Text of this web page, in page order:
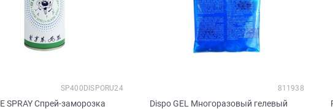
SPRAY Спрей-заморозка
SP400DISPORU24
Dispo GEL Многоразовый гелевый
811938